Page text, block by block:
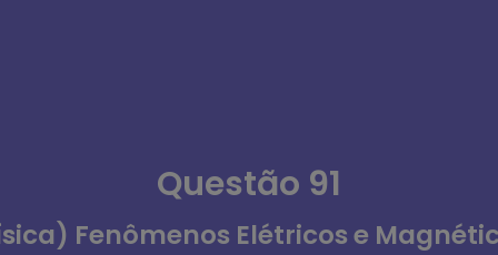
Questão 91
Fenômenos Elétricos e